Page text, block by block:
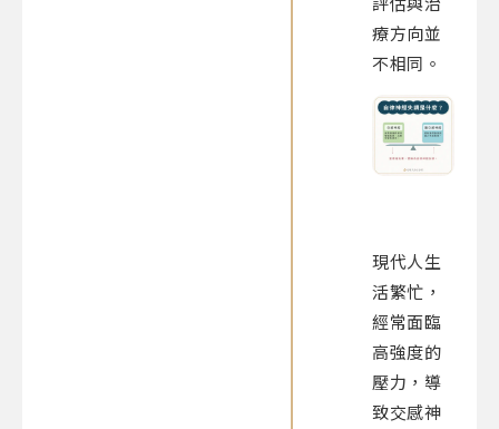
療方向並
不相同。
現代人生
活繁忙，
經常面臨
高強度的
壓力，導
致交感神